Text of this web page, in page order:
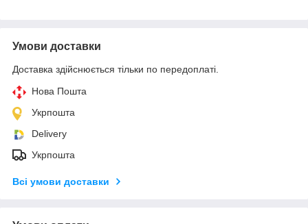
Умови доставки
Доставка здійснюється тільки по передоплаті.
Нова Пошта
Укрпошта
Delivery
Укрпошта
Всі умови доставки